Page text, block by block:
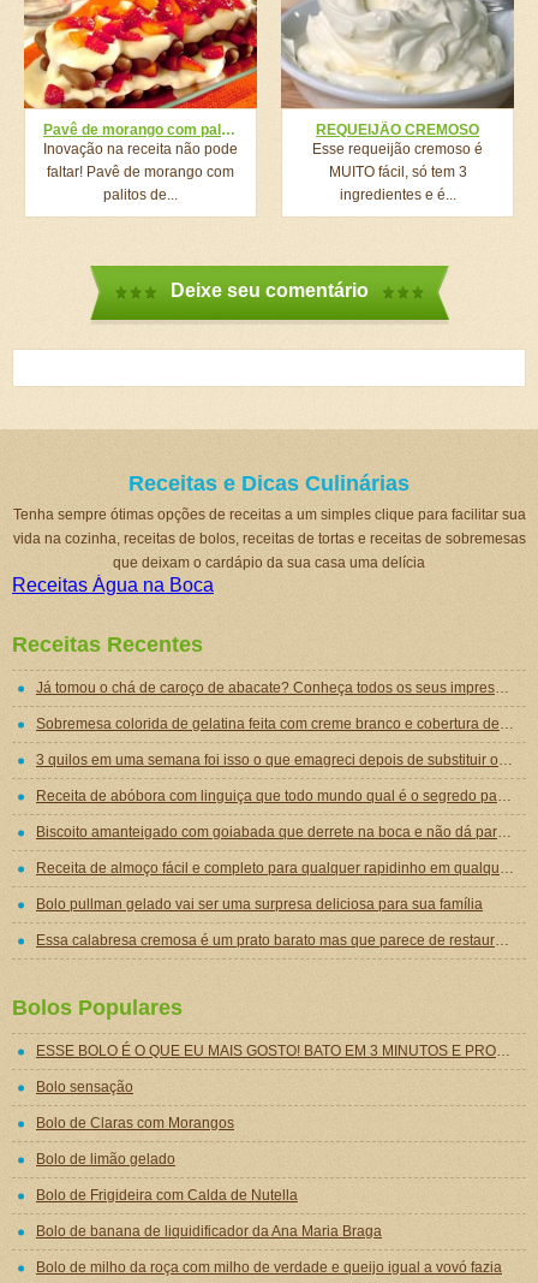
Pavê de morango com palitos de chocolate
Inovação na receita não pode
faltar! Pavê de morango com
palitos de...
REQUEIJÃO CREMOSO
Esse requeijão cremoso é
MUITO fácil, só tem 3
ingredientes e é...
Deixe seu comentário
Receitas e Dicas Culinárias
Tenha sempre ótimas opções de receitas a um simples clique para facilitar sua
vida na cozinha, receitas de bolos, receitas de tortas e receitas de sobremesas
que deixam o cardápio da sua casa uma delícia
Receitas Água na Boca
Receitas Recentes
Já tomou o chá de caroço de abacate? Conheça todos os seus impressionantes benefícios!
Sobremesa colorida de gelatina feita com creme branco e cobertura de mousse de gelatina
3 quilos em uma semana foi isso o que emagreci depois de substituir o jantar por essa sopa emagrecedora
Receita de abóbora com linguiça que todo mundo qual é o segredo para ficar tão gostosa
Biscoito amanteigado com goiabada que derrete na boca e não dá para comer um só
Receita de almoço fácil e completo para qualquer rapidinho em qualquer dia da semana
Bolo pullman gelado vai ser uma surpresa deliciosa para sua família
Essa calabresa cremosa é um prato barato mas que parece de restaurante chique de tão gostoso
Bolos Populares
ESSE BOLO É O QUE EU MAIS GOSTO! BATO EM 3 MINUTOS E PRONTO, FICA ESSE ESPETÁCULO! CREMOSO POR DENTRO, FOFINHO POR FORA E UM SABOR SURREAL!
Bolo sensação
Bolo de Claras com Morangos
Bolo de limão gelado
Bolo de Frigideira com Calda de Nutella
Bolo de banana de liquidificador da Ana Maria Braga
Bolo de milho da roça com milho de verdade e queijo igual a vovó fazia